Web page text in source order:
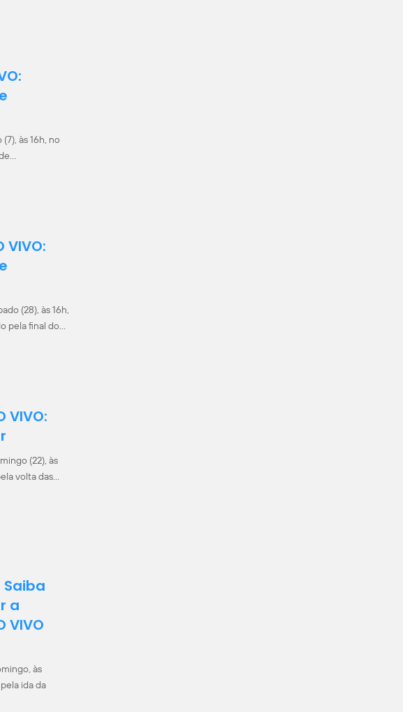
às 16h, no
VIVO:
(28), às 16h,
pela final do…
VIVO:
(22), às
volta das…
a
VIVO
às
ida da